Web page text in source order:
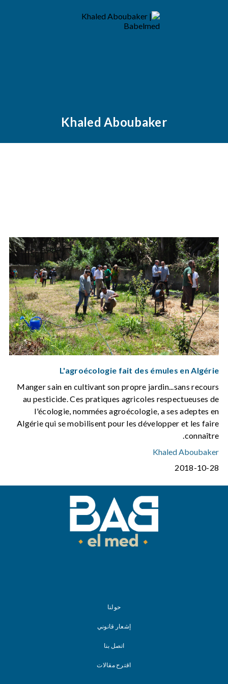
Khaled Aboubaker
L'agroécologie fait des émules en Algérie
Manger sain en cultivant son propre jardin...sans recours
au pesticide. Ces pratiques agricoles respectueuses de
l'écologie, nommées agroécologie, a ses adeptes en
Algérie qui se mobilisent pour les développer et les faire
connaître.
Khaled Aboubaker
2018-10-28
حولنا
إشعار قانوني
اتصل بنا
اقترح مقالات